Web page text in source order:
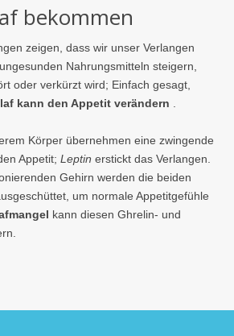
bekommen
zeigen, dass wir unser Verlangen
Nahrungsmitteln steigern,
oder verkürzt wird; Einfach gesagt,
kann den Appetit verändern
Körper übernehmen eine zwingende
Appetit; Leptin erstickt das Verlangen.
Gehirn werden die beiden
um normale Appetitgefühle
kann diesen Ghrelin- und